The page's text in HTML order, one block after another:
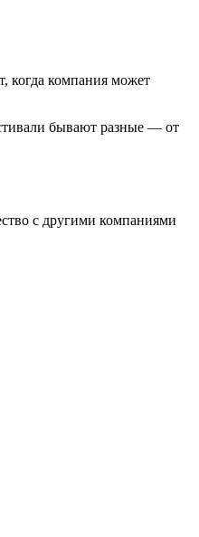
когда компания может
бывают разные — от
с другими компаниями